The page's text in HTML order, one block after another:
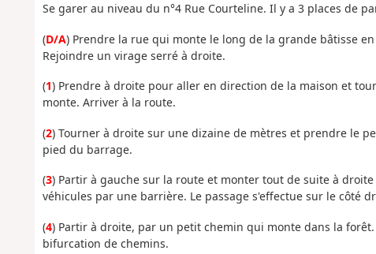
Se garer au niveau du n°4 Rue Courteline. Il y a 3 places de
(D/A) Prendre la rue qui monte le long de la grande bâtisse
Rejoindre un virage serré à droite.
(1) Prendre à droite pour aller en direction de la maison et
monte. Arriver à la route.
(2) Tourner à droite sur une dizaine de mètres et prendre le
pied du barrage.
(3) Partir à gauche sur la route et monter tout de suite à
véhicules par une barrière. Le passage s'effectue sur le côté
(4) Partir à droite, par un petit chemin qui monte dans la
bifurcation de chemins.